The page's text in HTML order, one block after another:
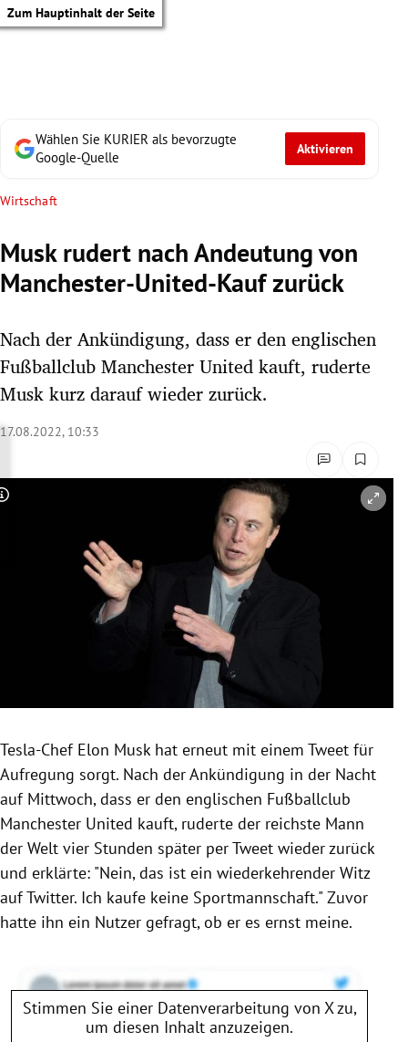
Zum Hauptinhalt der Seite
Untermenü
Untermenü
Untermenü
Wählen Sie KURIER als bevorzugte
Google-Quelle
Aktivieren
Wirtschaft
Musk rudert nach Andeutung von
Manchester-United-Kauf zurück
Nach der Ankündigung, dass er den englischen
Fußballclub Manchester United kauft, ruderte
Musk kurz darauf wieder zurück.
17.08.2022, 10:33
Copyright-Hinweis öffnen/schließen
Tesla-Chef Elon Musk hat erneut mit einem Tweet für
Aufregung sorgt. Nach der Ankündigung in der Nacht
auf Mittwoch, dass er den englischen Fußballclub
Manchester United kauft, ruderte der reichste Mann
der Welt vier Stunden später per Tweet wieder zurück
und erklärte: "Nein, das ist ein wiederkehrender Witz
auf Twitter. Ich kaufe keine Sportmannschaft." Zuvor
hatte ihn ein Nutzer gefragt, ob er es ernst meine.
Stimmen Sie einer Datenverarbeitung von Xzu,
um diesen Inhalt anzuzeigen.